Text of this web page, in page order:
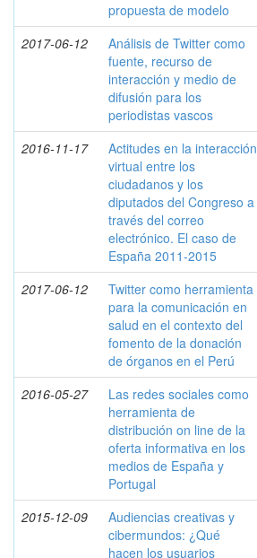
propuesta de modelo
2017-06-12
Análisis de Twitter como
fuente, recurso de
interacción y medio de
difusión para los
periodistas vascos
2016-11-17
Actitudes en la interacción
virtual entre los
ciudadanos y los
diputados del Congreso a
través del correo
electrónico. El caso de
España 2011-2015
2017-06-12
Twitter como herramienta
para la comunicación en
salud en el contexto del
fomento de la donación
de órganos en el Perú
2016-05-27
Las redes sociales como
herramienta de
distribución on line de la
oferta informativa en los
medios de España y
Portugal
2015-12-09
Audiencias creativas y
cibermundos: ¿Qué
hacen los usuarios